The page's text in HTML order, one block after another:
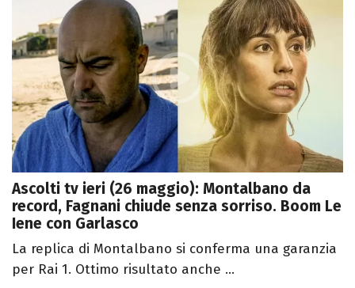
Ascolti tv ieri (26 maggio): Montalbano da
record, Fagnani chiude senza sorriso. Boom Le
Iene con Garlasco
La replica di Montalbano si conferma una garanzia
per Rai 1. Ottimo risultato anche ...